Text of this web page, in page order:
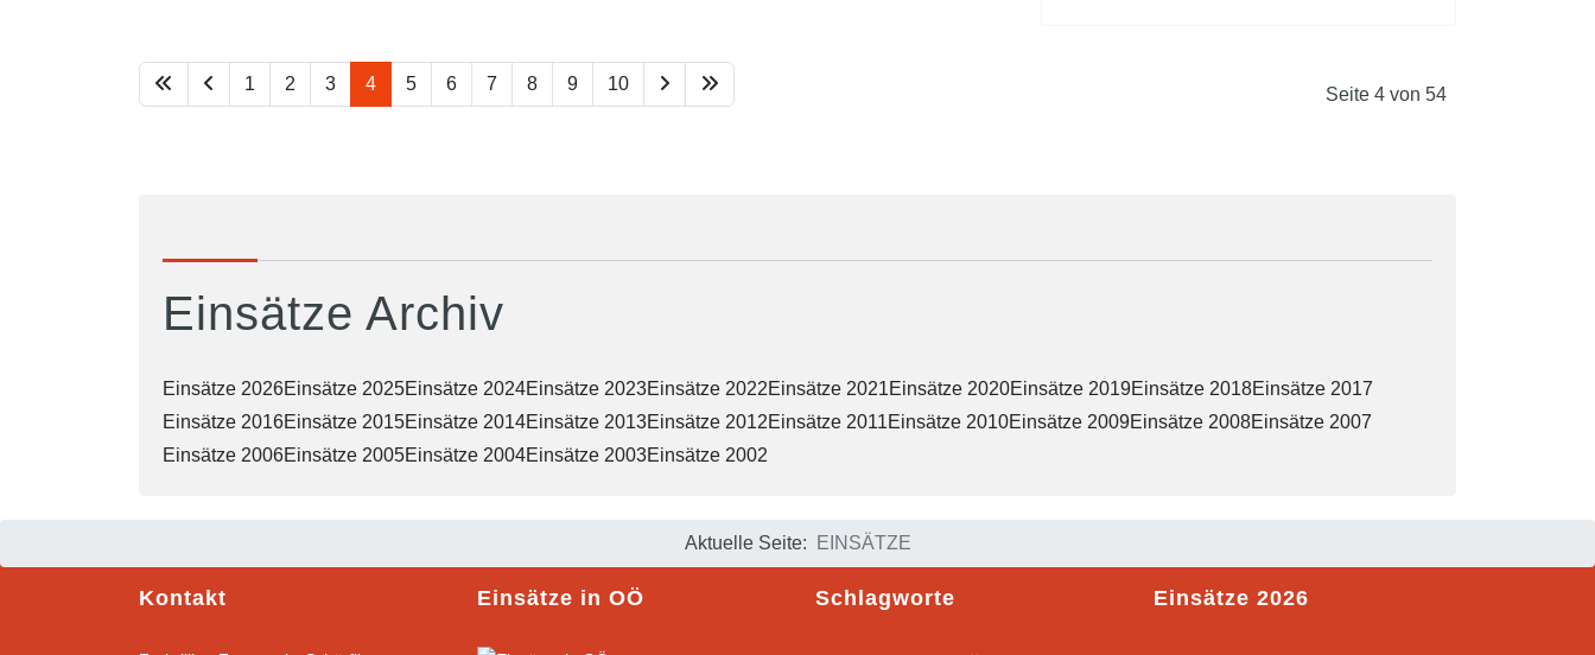
Seite 4 von 54
1 2 3 4 5 6 7 8 9 10
Einsätze Archiv
Einsätze 2026Einsätze 2025Einsätze 2024Einsätze 2023Einsätze 2022Einsätze 2021Einsätze 2020Einsätze 2019Einsätze 2018Einsätze 2017
Einsätze 2016Einsätze 2015Einsätze 2014Einsätze 2013Einsätze 2012Einsätze 2011Einsätze 2010Einsätze 2009Einsätze 2008Einsätze 2007
Einsätze 2006Einsätze 2005Einsätze 2004Einsätze 2003Einsätze 2002
Aktuelle Seite: EINSÄTZE
Kontakt Einsätze in OÖ Schlagworte Einsätze 2026